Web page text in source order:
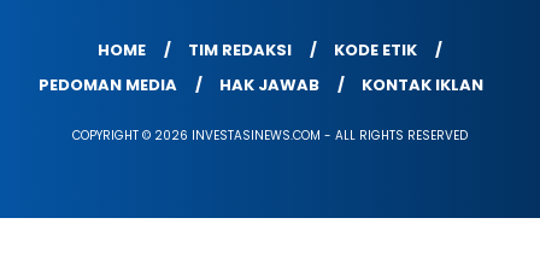
HOME TIM REDAKSI
KODE ETIK
PEDOMAN MEDIA
HAK JAWAB KONTAK IKLAN
COPYRIGHT © 2026 INVESTASINEWS.COM - ALL RIGHTS RESERVED